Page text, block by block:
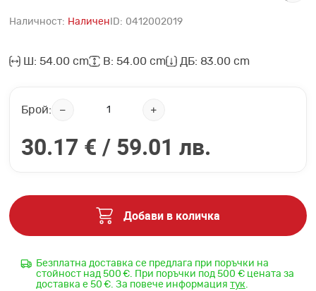
Наличност: Наличен ID: 0412002019
Ш: 54.00 cm В: 54.00 cm ДБ: 83.00 cm
Брой:
30.17 € / 59.01 лв.
Добави в количка
Безплатна доставка се предлага при поръчки на
стойност над 500 €. При поръчки под 500 € цената за
доставка е 50 €. За повече информация тук.